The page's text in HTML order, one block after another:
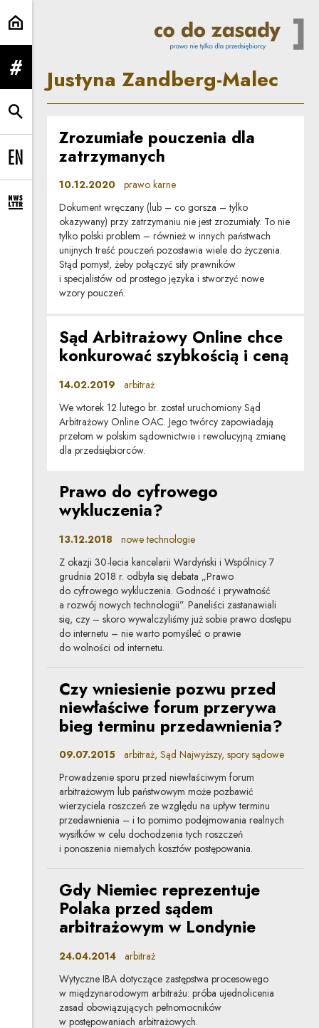
Justyna Zandberg-Malec | Co do
rozwiń menu
rozwiń wyszukiwarkę
Change language to EN
rozwiń formularz zapisu na newsletter
Justyna Zandberg-Malec
Zrozumiałe pouczenia dla
zatrzymanych
10.12.2020 prawo karne
Dokument wręczany (lub – co gorsza – tylko
okazywany) przy zatrzymaniu nie jest zrozumiały. To nie
tylko polski problem – również w innych państwach
unijnych treść pouczeń pozostawia wiele do życzenia.
Stąd pomysł, żeby połączyć siły prawników
i specjalistów od prostego języka i stworzyć nowe
wzory pouczeń.
Sąd Arbitrażowy Online chce
konkurować szybkością i ceną
14.02.2019 arbitraż
We wtorek 12 lutego br. został uruchomiony Sąd
Arbitrażowy Online OAC. Jego twórcy zapowiadają
przełom w polskim sądownictwie i rewolucyjną zmianę
dla przedsiębiorców.
Prawo do cyfrowego
wykluczenia?
13.12.2018 nowe technologie
Z okazji 30-lecia kancelarii Wardyński i Wspólnicy 7
grudnia 2018 r. odbyła się debata „Prawo
do cyfrowego wykluczenia. Godność i prywatność
a rozwój nowych technologii”. Paneliści zastanawiali
się, czy – skoro wywalczyliśmy już sobie prawo dostępu
do internetu – nie warto pomyśleć o prawie
do wolności od internetu.
Czy wniesienie pozwu przed
niewłaściwe forum przerywa
bieg terminu przedawnienia?
09.07.2015 arbitraż, Sąd Najwyższy, spory sądowe
Prowadzenie sporu przed niewłaściwym forum
arbitrażowym lub państwowym może pozbawić
wierzyciela roszczeń ze względu na upływ terminu
przedawnienia – i to pomimo podejmowania realnych
wysiłków w celu dochodzenia tych roszczeń
i ponoszenia niemałych kosztów postępowania.
Gdy Niemiec reprezentuje
Polaka przed sądem
arbitrażowym w Londynie
24.04.2014 arbitraż
Wytyczne IBA dotyczące zastępstwa procesowego
w międzynarodowym arbitrażu: próba ujednolicenia
zasad obowiązujących pełnomocników
w postępowaniach arbitrażowych.